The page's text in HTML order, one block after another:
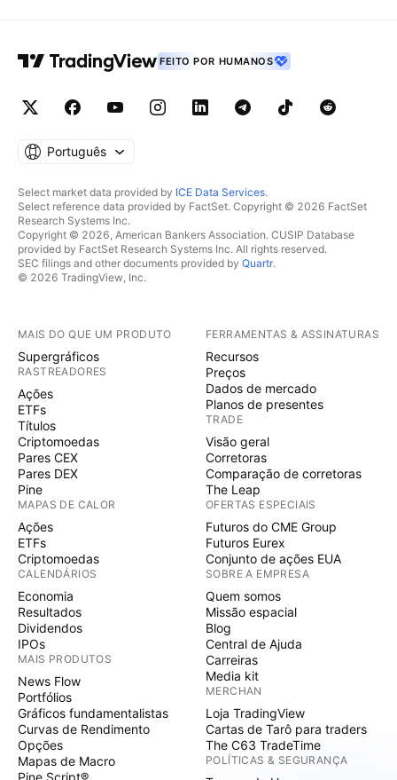
FEITO POR HUMANOS
Português
Select market data provided by ICE Data Services.
Select reference data provided by FactSet. Copyright © 2026 FactSet
Research Systems Inc.
Copyright © 2026, American Bankers Association. CUSIP Database
provided by FactSet Research Systems Inc. All rights reserved.
SEC filings and other documents provided by Quartr.
© 2026 TradingView, Inc.
MAIS DO QUE UM PRODUTO
Supergráficos
RASTREADORES
Ações
ETFs
Títulos
Criptomoedas
Pares CEX
Pares DEX
Pine
MAPAS DE CALOR
Ações
ETFs
Criptomoedas
CALENDÁRIOS
Economia
Resultados
Dividendos
IPOs
MAIS PRODUTOS
News Flow
Portfólios
Gráficos fundamentalistas
Curvas de Rendimento
Opções
Mapas de Macro
Pine Script®
FERRAMENTAS & ASSINATURAS
Recursos
Preços
Dados de mercado
Planos de presentes
TRADE
Visão geral
Corretoras
Comparação de corretoras
The Leap
OFERTAS ESPECIAIS
Futuros do CME Group
Futuros Eurex
Conjunto de ações EUA
SOBRE A EMPRESA
Quem somos
Missão espacial
Blog
Central de Ajuda
Carreiras
Media kit
MERCHAN
Loja TradingView
Cartas de Tarô para traders
The C63 TradeTime
POLÍTICAS & SEGURANÇA